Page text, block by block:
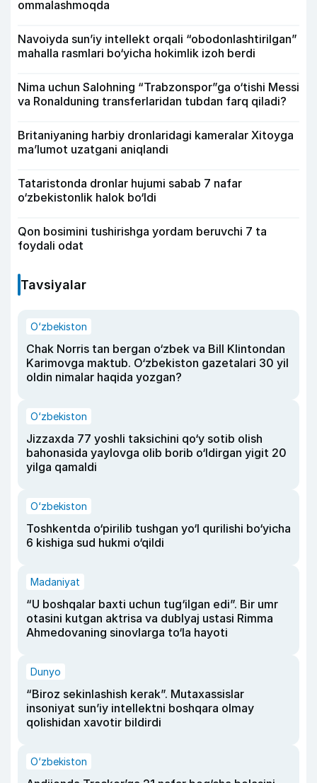
ommalashmoqda
Navoiyda sun’iy intellekt orqali “obodonlashtirilgan”
mahalla rasmlari bo‘yicha hokimlik izoh berdi
Nima uchun Salohning “Trabzonspor”ga o‘tishi Messi
va Ronalduning transferlaridan tubdan farq qiladi?
Britaniyaning harbiy dronlaridagi kameralar Xitoyga
ma’lumot uzatgani aniqlandi
Tataristonda dronlar hujumi sabab 7 nafar
o‘zbekistonlik halok bo‘ldi
Qon bosimini tushirishga yordam beruvchi 7 ta
foydali odat
Tavsiyalar
O‘zbekiston
Chak Norris tan bergan o‘zbek va Bill Klintondan
Karimovga maktub. O‘zbekiston gazetalari 30 yil
oldin nimalar haqida yozgan?
O‘zbekiston
Jizzaxda 77 yoshli taksichini qo‘y sotib olish
bahonasida yaylovga olib borib o‘ldirgan yigit 20
yilga qamaldi
O‘zbekiston
Toshkentda o‘pirilib tushgan yo‘l qurilishi bo‘yicha
6 kishiga sud hukmi o‘qildi
Madaniyat
“U boshqalar baxti uchun tug‘ilgan edi”. Bir umr
otasini kutgan aktrisa va dublyaj ustasi Rimma
Ahmedovaning sinovlarga to‘la hayoti
Dunyo
“Biroz sekinlashish kerak”. Mutaxassislar
insoniyat sun’iy intellektni boshqara olmay
qolishidan xavotir bildirdi
O‘zbekiston